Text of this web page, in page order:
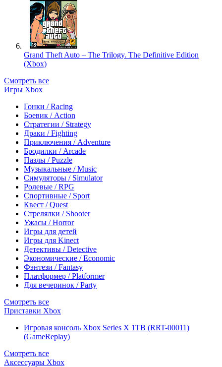
Grand Theft Auto – The Trilogy. The Definitive Edition
(Xbox)
Смотреть все
Игры Xbox
Гонки / Racing
Боевик / Action
Стратегии / Strategy
Драки / Fighting
Приключения / Adventure
Бродилки / Arcade
Пазлы / Puzzle
Музыкальные / Music
Симуляторы / Simulator
Ролевые / RPG
Спортивные / Sport
Квест / Quest
Стрелялки / Shooter
Ужасы / Horror
Игры для детей
Игры для Kinect
Детективы / Detective
Экономические / Economic
Фэнтези / Fantasy
Платформер / Platformer
Для вечеринок / Party
Смотреть все
Приставки Xbox
Игровая консоль Xbox Series X 1TB (RRT-00011)
(GameReplay)
Смотреть все
Аксессуары Xbox